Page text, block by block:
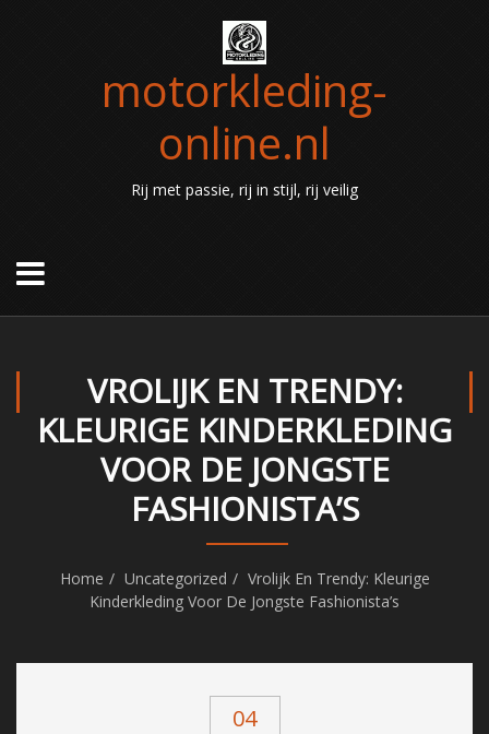
motorkleding-
online.nl
Rij met passie, rij in stijl, rij veilig
VROLIJK EN TRENDY:
KLEURIGE KINDERKLEDING
VOOR DE JONGSTE
FASHIONISTA’S
Home Uncategorized
Vrolijk En Trendy: Kleurige
Kinderkleding Voor De Jongste Fashionista’s
04